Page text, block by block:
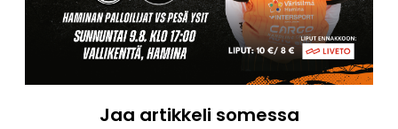
Jaa artikkeli somessa